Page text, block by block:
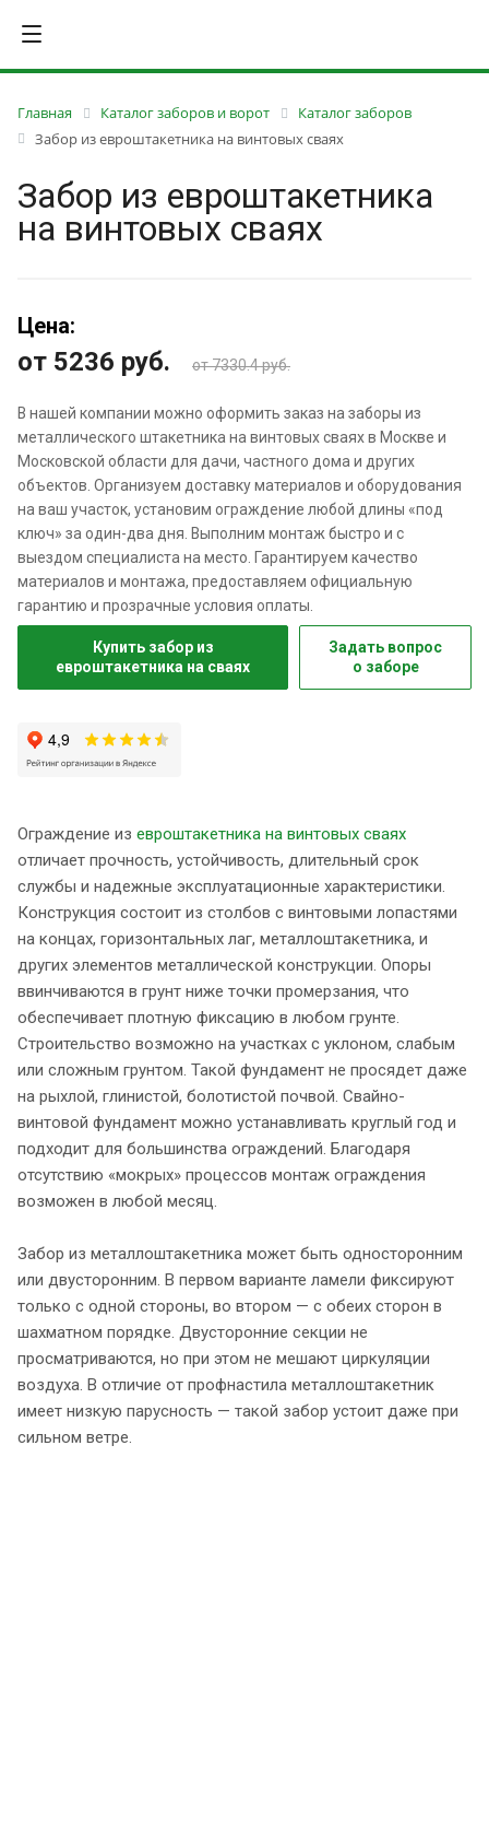
Главная Каталог заборов и ворот
Каталог заборов
Забор из евроштакетника на винтовых сваях
Забор из евроштакетника
на винтовых сваях
Цена:
от 5236 руб. от 7330.4 руб.
В нашей компании можно оформить заказ на заборы из
металлического штакетника на винтовых сваях в Москве и
Московской области для дачи, частного дома и других
объектов. Организуем доставку материалов и оборудования
на ваш участок, установим ограждение любой длины «под
ключ» за один-два дня. Выполним монтаж быстро и с
выездом специалиста на место. Гарантируем качество
материалов и монтажа, предоставляем официальную
гарантию и прозрачные условия оплаты.
Купить забор из
евроштакетника на сваях
Задать вопрос
о заборе
Ограждение из евроштакетника на винтовых сваях
отличает прочность, устойчивость, длительный срок
службы и надежные эксплуатационные характеристики.
Конструкция состоит из столбов с винтовыми лопастями
на концах, горизонтальных лаг, металлоштакетника, и
других элементов металлической конструкции. Опоры
ввинчиваются в грунт ниже точки промерзания, что
обеспечивает плотную фиксацию в любом грунте.
Строительство возможно на участках с уклоном, слабым
или сложным грунтом. Такой фундамент не просядет даже
на рыхлой, глинистой, болотистой почвой. Свайно-
винтовой фундамент можно устанавливать круглый год и
подходит для большинства ограждений. Благодаря
отсутствию «мокрых» процессов монтаж ограждения
возможен в любой месяц.
Забор из металлоштакетника может быть односторонним
или двусторонним. В первом варианте ламели фиксируют
только с одной стороны, во втором — с обеих сторон в
шахматном порядке. Двусторонние секции не
просматриваются, но при этом не мешают циркуляции
воздуха. В отличие от профнастила металлоштакетник
имеет низкую парусность — такой забор устоит даже при
сильном ветре.